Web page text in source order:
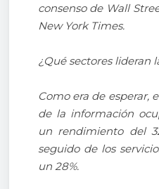
consenso de Wall
New York Times.
¿Qué sectores lideran
Como era de esperar,
de la información
un rendimiento del
seguido de los
un 28%.